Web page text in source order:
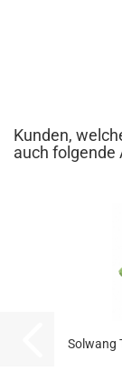
Kunden,
auch folgende
Solwang